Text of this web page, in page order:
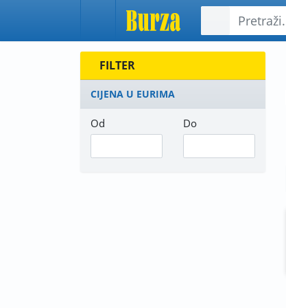
FILTER
CIJENA U EURIMA
Od Do